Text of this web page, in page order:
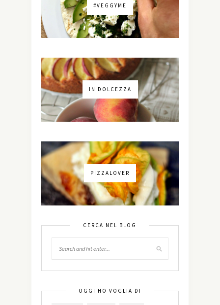
#VEGGYME
IN DOLCEZZA
PIZZALOVER
CERCA NEL BLOG
OGGI HO VOGLIA DI